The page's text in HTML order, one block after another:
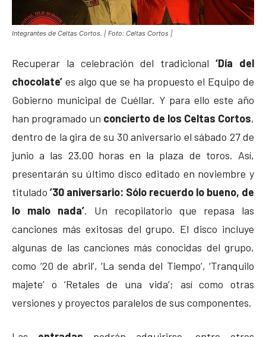
Integrantes de Celtas Cortos. | Foto: Celtas Cortos |
Recuperar la celebración del tradicional ‘Día del
chocolate’ es algo que se ha propuesto el Equipo de
Gobierno municipal de Cuéllar. Y para ello este año
han programado un concierto de los Celtas Cortos,
dentro de la gira de su 30 aniversario el sábado 27 de
junio a las 23.00 horas en la plaza de toros. Así,
presentarán su último disco editado en noviembre y
titulado ’30 aniversario: Sólo recuerdo lo bueno, de
lo malo nada’. Un recopilatorio que repasa las
canciones más exitosas del grupo. El disco incluye
algunas de las canciones más conocidas del grupo,
como ’20 de abril’, ‘La senda del Tiempo’, ‘Tranquilo
majete’ o ‘Retales de una vida’; así como otras
versiones y proyectos paralelos de sus componentes.